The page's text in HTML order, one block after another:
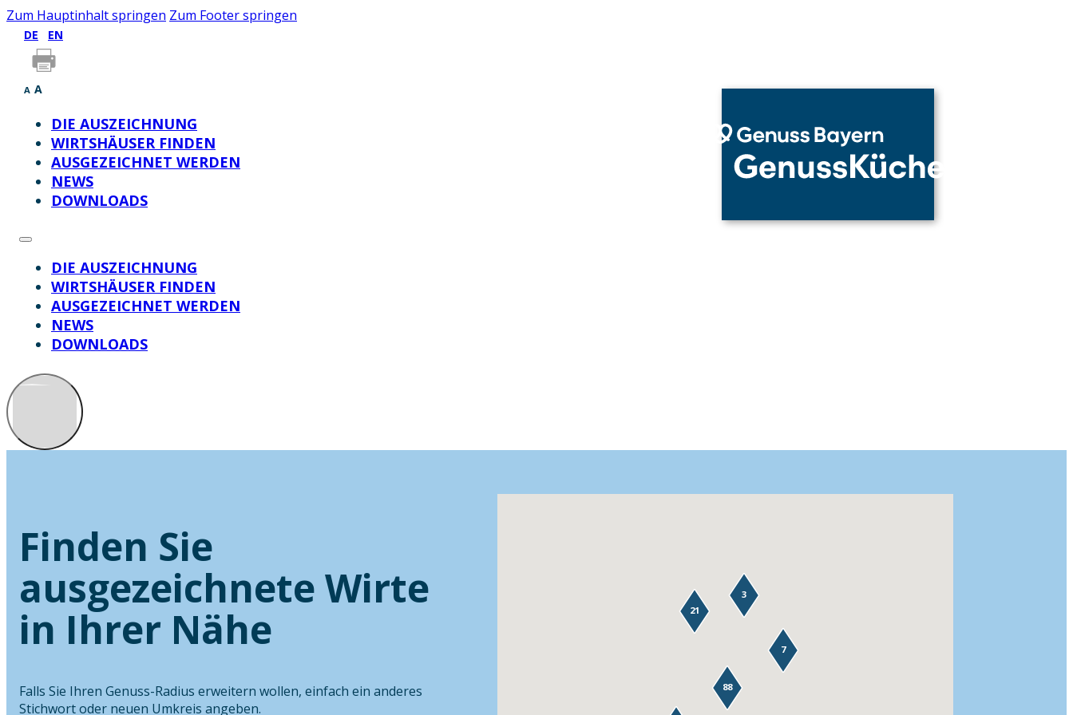
Zum Hauptinhalt springen Zum Footer springen
DE EN
A A
DIE AUSZEICHNUNG
WIRTSHÄUSER FINDEN
AUSGEZEICHNET WERDEN
NEWS
DOWNLOADS
DIE AUSZEICHNUNG
WIRTSHÄUSER FINDEN
AUSGEZEICHNET WERDEN
NEWS
DOWNLOADS
Finden Sie
ausgezeichnete Wirte
in Ihrer Nähe
Falls Sie Ihren Genuss-Radius erweitern wollen, einfach ein anderes
Stichwort oder neuen Umkreis angeben.
88
7
21
3